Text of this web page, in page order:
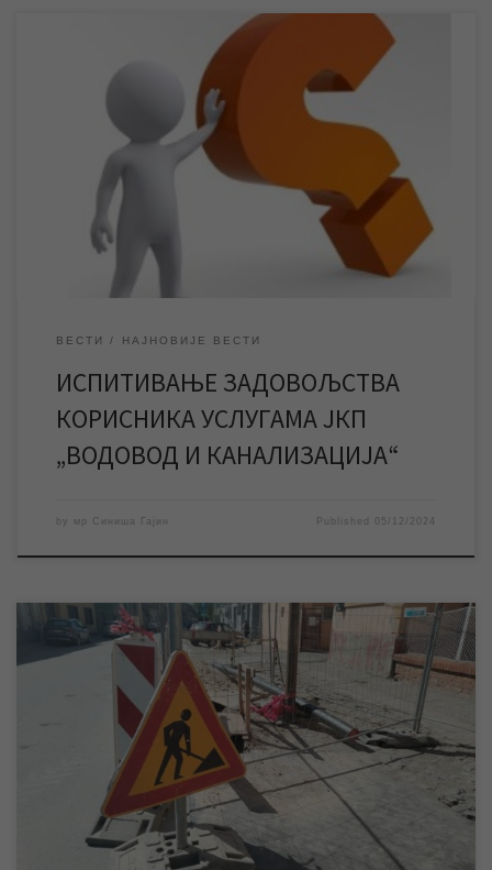
Испитивање задовољства корисника услугама ЈКП „Водовод и
канализација“ спроводи се од 03. децембра до 03. јануара на
територији Града Зрењанина. Анонимни упитник се може
попунити електронски на сајту предузећа и у Корисничком
центру у Петефијевој, а радници предузећа анкетираће
кориснике у својим местима становања. У периоду од 03.
децембра до […]
ВЕСТИ НАЈНОВИЈЕ ВЕСТИ
ИСПИТИВАЊЕ ЗАДОВОЉСТВА
КОРИСНИКА УСЛУГАМА ЈКП
„ВОДОВОД И КАНАЛИЗАЦИЈА“
by мр Синиша Гајин Published 05/12/2024
Због извођења неопходних радова на водоводној мрежи, у
среду од 8 до 12 часова биће за саобраћај затворен део
улице Светозара Марковића у строгом центру града. ЈКП
„Водовод и канализација“ Зрењанин ће у среду 4. децембра
изводити неоходне радове на водоводној мрежи у улици
Светозара Марковића у строгом центру града. […]